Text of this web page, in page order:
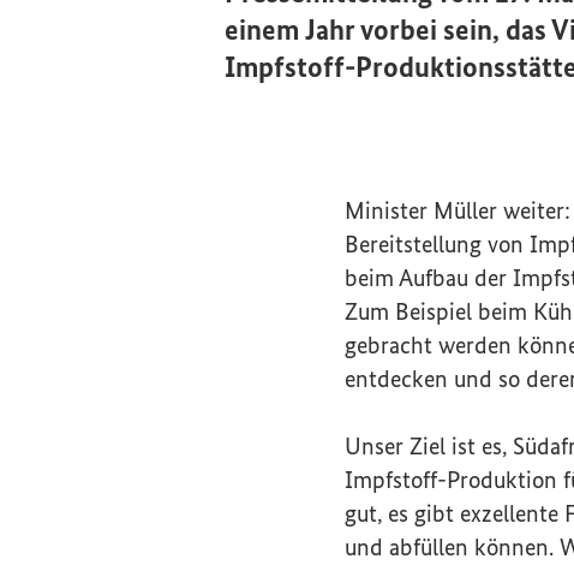
einem Jahr vorbei sein, das
Impfstoff-
Minister Müller
Bereitstellung von
beim Aufbau der
Zum Beispiel beim
gebracht werden
entdecken und so
Unser Ziel ist es,
Impfstoff-Produktion
gut, es gibt exzellente
und abfüllen können.